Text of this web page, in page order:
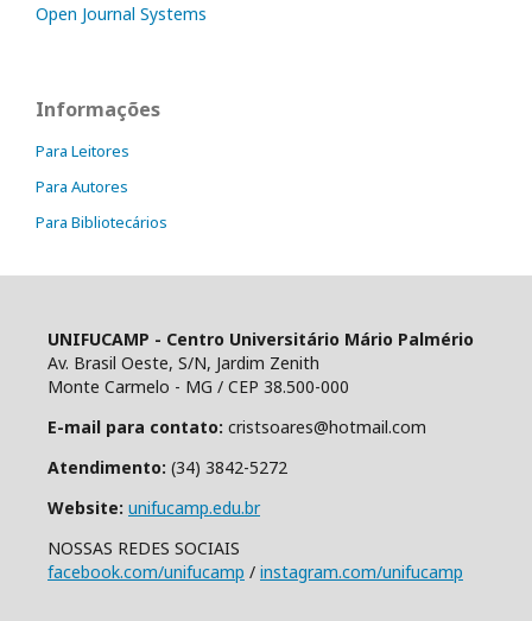
Open Journal Systems
Informações
Para Leitores
Para Autores
Para Bibliotecários
UNIFUCAMP - Centro Universitário Mário Palmério
Av. Brasil Oeste, S/N, Jardim Zenith
Monte Carmelo - MG / CEP 38.500-000
E-mail para contato: cristsoares@hotmail.com
Atendimento: (34) 3842-5272
Website: unifucamp.edu.br
NOSSAS REDES SOCIAIS
facebook.com/unifucamp / instagram.com/unifucamp